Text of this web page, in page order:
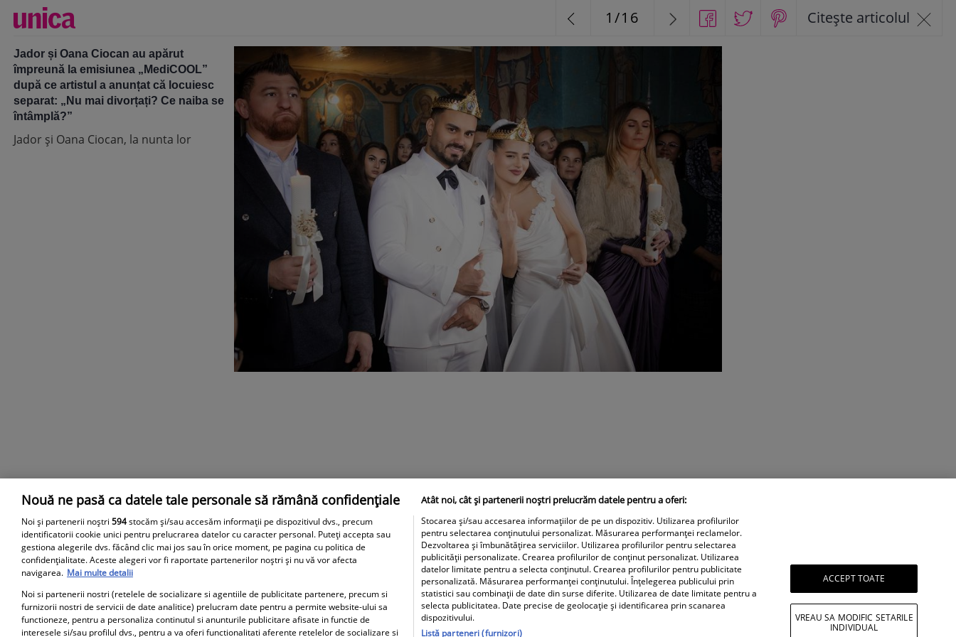
Jador și Oana Ciocan au apărut
împreună la emisiunea „MediCOOL”
după ce artistul a anunțat că locuiesc
separat: „Nu mai divorțați? Ce naiba se
întâmplă?”
Jador și Oana Ciocan, la nunta lor
Citește articolul
1 /16
Parteneri
Nouă ne pasă ca datele tale personale să rămână confidențiale
Noi și partenerii noștri 594stocăm și/sau accesăm informații pe dispozitivul dvs., precum
identificatorii cookie unici pentru prelucrarea datelor cu caracter personal. Puteți accepta sau
gestiona alegerile dvs. făcând clic mai jos sau în orice moment, pe pagina cu politica de
confidențialitate. Aceste alegeri vor fi raportate partenerilor noștri și nu vă vor afecta
navigarea. Mai multe detalii
Noi si partenerii nostri (retelele de socializare si agentiile de publicitate partenere, precum si
furnizorii nostri de servicii de date analitice) prelucram date pentru a permite website-ului sa
functioneze, pentru a personaliza continutul si anunturile publicitare afisate in functie de
interesele si/sau profilul dvs., pentru a va oferi functionalitati aferente retelelor de socializare si
Atât noi, cât și partenerii noștri prelucrăm datele pentru a oferi:
Stocarea și/sau accesarea informațiilor de pe un dispozitiv. Utilizarea profilurilor
pentru selectarea conținutului personalizat. Măsurarea performanței reclamelor.
Dezvoltarea și îmbunătățirea serviciilor. Utilizarea profilurilor pentru selectarea
publicității personalizate. Crearea profilurilor de conținut personalizat. Utilizarea
datelor limitate pentru a selecta conținutul. Crearea profilurilor pentru publicitate
personalizată. Măsurarea performanței conținutului. Înțelegerea publicului prin
statistici sau combinații de date din surse diferite. Utilizarea de date limitate pentru a
selecta publicitatea. Date precise de geolocație și identificarea prin scanarea
dispozitivului.
Listă parteneri (furnizori)
ACCEPT TOATE
VREAU SA MODIFIC SETARILE
INDIVIDUAL